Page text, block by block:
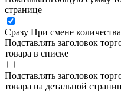
странице
Сразу При смене количества
Подставлять заголовок
товара в списке
Подставлять заголовок
товара на детальной